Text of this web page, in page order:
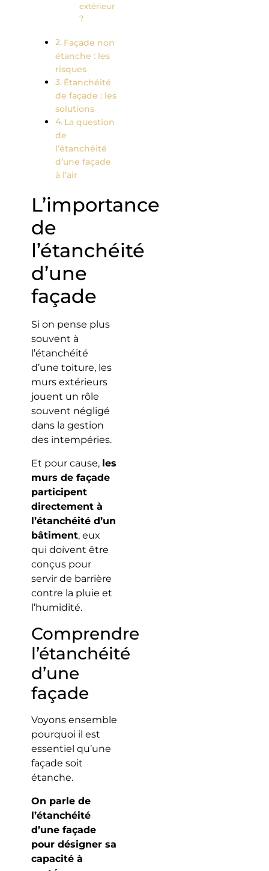
extérieur
?
Façade non
étanche : les
risques
Étanchéité
de façade : les
solutions
La question
de
l’étanchéité
d’une façade
à l’air
L’importance
de
l’étanchéité
d’une
façade
Si on pense plus
souvent à
l’étanchéité
d’une toiture, les
murs extérieurs
jouent un rôle
souvent négligé
dans la gestion
des intempéries.
Et pour cause, les
murs de façade
participent
directement à
l’étanchéité d’un
bâtiment, eux
qui doivent être
conçus pour
servir de barrière
contre la pluie et
l’humidité.
Comprendre
l’étanchéité
d’une
façade
Voyons ensemble
pourquoi il est
essentiel qu’une
façade soit
étanche.
On parle de
l’étanchéité
d’une façade
pour désigner sa
capacité à